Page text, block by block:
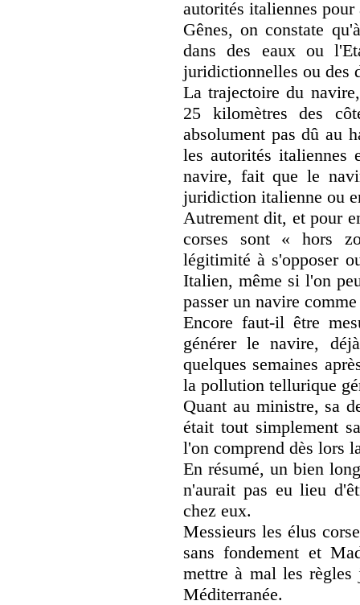
autorités italiennes
Gênes, on constate
dans des eaux ou
juridictionnelles ou des
La trajectoire du
25 kilomètres des
absolument pas dû au
les autorités italiennes
navire, fait que le
juridiction italienne ou
Autrement dit, et pour
corses sont « hors
légitimité à s'opposer
Italien, même si l'on
passer un navire
Encore faut-il être
générer le navire,
quelques semaines
la pollution tellurique
Quant au ministre, sa
était tout simplement
l'on comprend dès lors
En résumé, un bien
n'aurait pas eu lieu
chez eux.
Messieurs les élus
sans fondement et
mettre à mal les règles
Méditerranée.